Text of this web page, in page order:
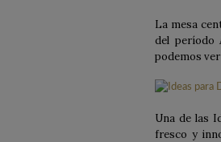
La mesa
del período
podemos ver
Una de las
fresco y